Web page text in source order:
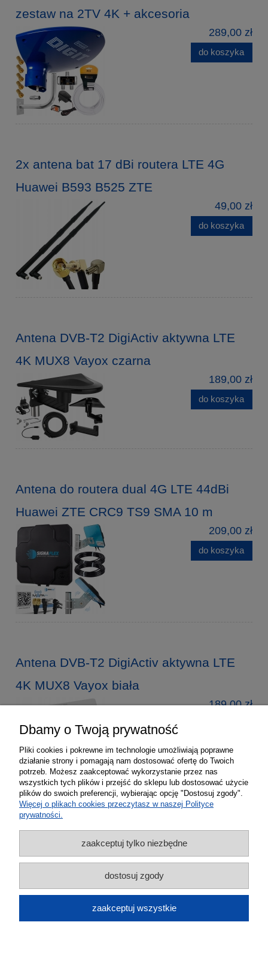
zestaw na 2TV 4K + akcesoria
289,00 zł
do koszyka
2x antena bat 17 dBi routera LTE 4G
Huawei B593 B525 ZTE
49,00 zł
do koszyka
Antena DVB-T2 DigiActiv aktywna LTE
4K MUX8 Vayox czarna
189,00 zł
do koszyka
Antena do routera dual 4G LTE 44dBi
Huawei ZTE CRC9 TS9 SMA 10 m
209,00 zł
do koszyka
Antena DVB-T2 DigiActiv aktywna LTE
4K MUX8 Vayox biała
189,00 zł
TV DVB-T2 UFO Mistral Strong Ultra
do koszyka
Dbamy o Twoją prywatność
Pliki cookies i pokrewne im technologie umożliwiają poprawne
działanie strony i pomagają nam dostosować ofertę do Twoich
potrzeb. Możesz zaakceptować wykorzystanie przez nas
wszystkich tych plików i przejść do sklepu lub dostosować użycie
plików do swoich preferencji, wybierając opcję "Dostosuj zgody".
Więcej o plikach cookies przeczytasz w naszej Polityce
prywatności.
zaakceptuj tylko niezbędne
dostosuj zgody
zaakceptuj wszystkie